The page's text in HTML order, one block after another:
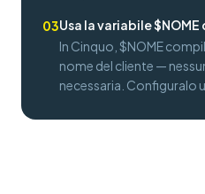
03Usa la variabile
In Cinquo, $NOME
nome del cliente —
necessaria. Configuralo